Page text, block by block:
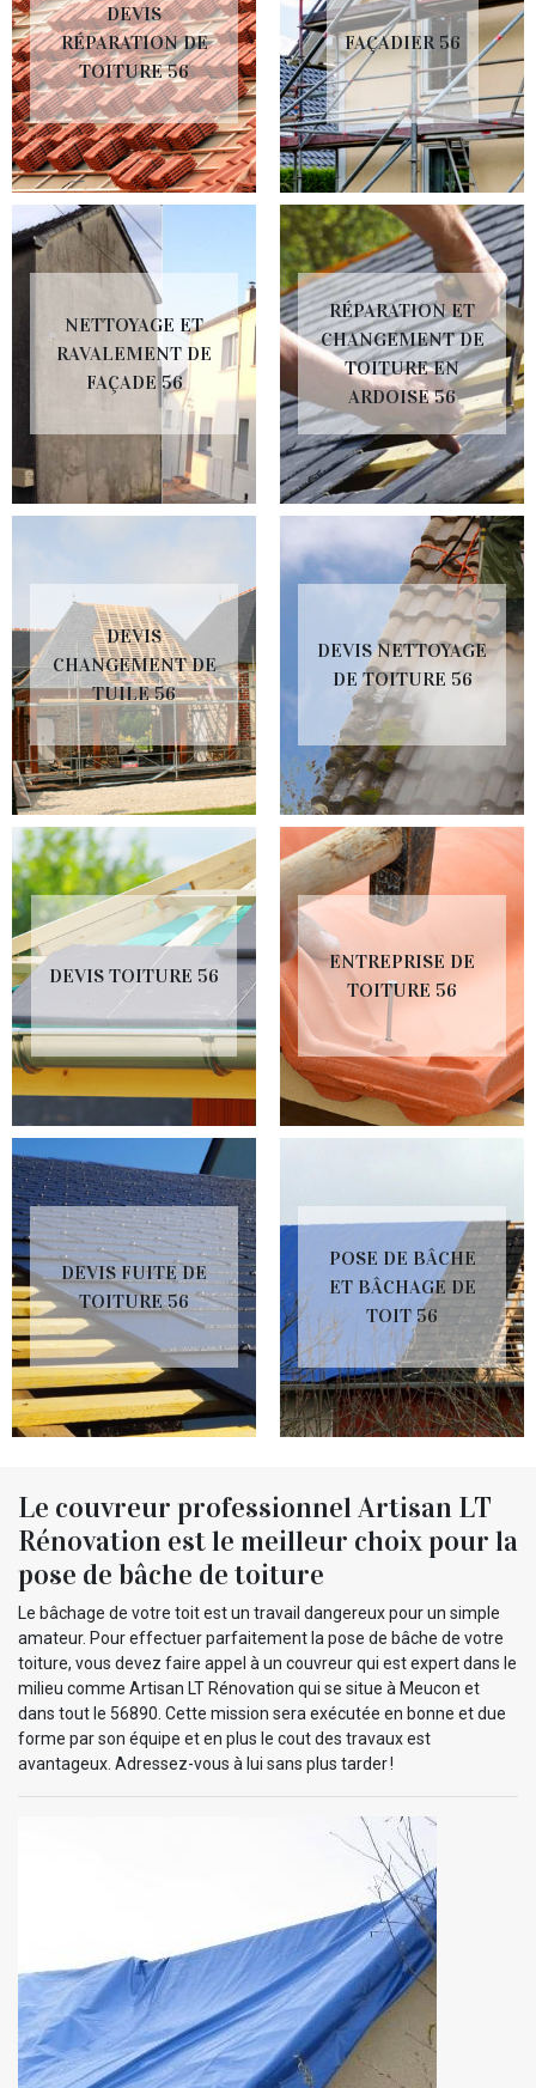
DEVIS
RÉPARATION DE
TOITURE 56
FAÇADIER 56
NETTOYAGE ET
RAVALEMENT DE
FAÇADE 56
RÉPARATION ET
CHANGEMENT DE
TOITURE EN
ARDOISE 56
DEVIS
CHANGEMENT DE
TUILE 56
DEVIS NETTOYAGE
DE TOITURE 56
DEVIS TOITURE 56
ENTREPRISE DE
TOITURE 56
DEVIS FUITE DE
TOITURE 56
POSE DE BÂCHE
ET BÂCHAGE DE
TOIT 56
Le couvreur professionnel Artisan LT
Rénovation est le meilleur choix pour la
pose de bâche de toiture
Le bâchage de votre toit est un travail dangereux pour un simple
amateur. Pour effectuer parfaitement la pose de bâche de votre
toiture, vous devez faire appel à un couvreur qui est expert dans le
milieu comme Artisan LT Rénovation qui se situe à Meucon et
dans tout le 56890. Cette mission sera exécutée en bonne et due
forme par son équipe et en plus le cout des travaux est
avantageux. Adressez-vous à lui sans plus tarder !